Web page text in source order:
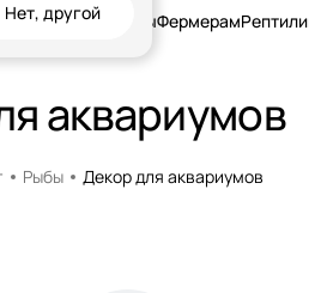
Нет, другой
и Хорьки ПтицыФермерамРептилии
аквариумов
Рыбы Декор для аквариумов